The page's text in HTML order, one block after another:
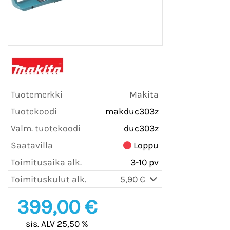
Tuotemerkki
Makita
Tuotekoodi
makduc303z
Valm. tuotekoodi
duc303z
Saatavilla
Loppu
Toimitusaika alk.
3-10 pv
Toimituskulut alk.
5,90 €
399,00 €
sis. ALV 25,50 %